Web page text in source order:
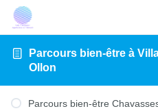
Parcours bien-être à
Ollon
Parcours bien-être